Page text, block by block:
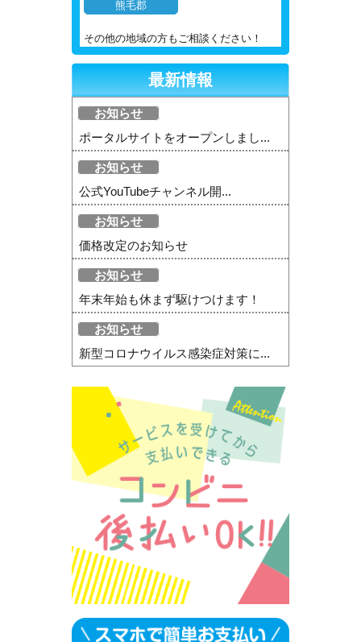
熊毛郡
その他の地域の方もご相談ください！
最新情報
お知らせ
ポータルサイトをオープンしまし...
お知らせ
公式YouTubeチャンネル開...
お知らせ
価格改定のお知らせ
お知らせ
年末年始も休まず駆けつけます！
お知らせ
新型コロナウイルス感染症対策に...